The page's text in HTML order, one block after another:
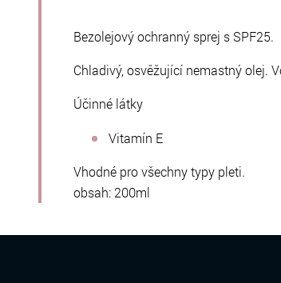
Bezolejový ochranný sprej s SPF25.
Chladivý, osvěžující nemastný olej.
Účinné látky
Vitamín E
Vhodné pro všechny typy pleti.
obsah: 200ml